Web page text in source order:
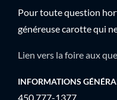
Pour toute question
généreuse carotte qui
Lien vers la foire aux
INFORMATIONS
450 777-1377